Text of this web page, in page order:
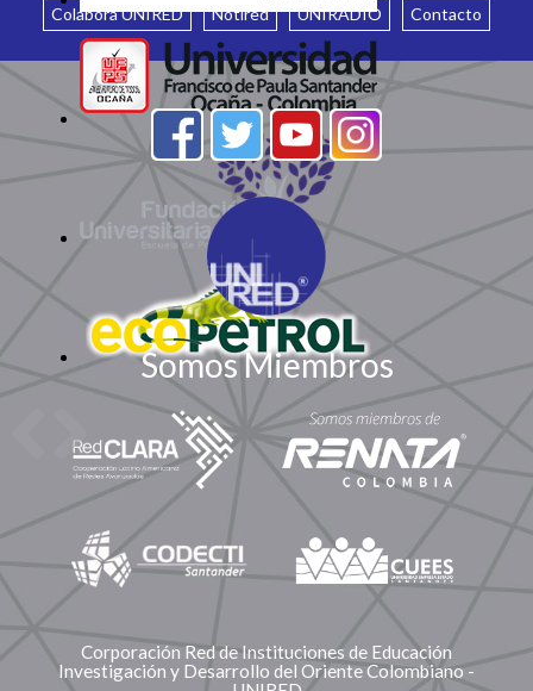
Colabora UNIRED Notired UNIRADIO Contacto
Somos Miembros
Corporación Red de Instituciones de Educación
Investigación y Desarrollo del Oriente Colombiano -